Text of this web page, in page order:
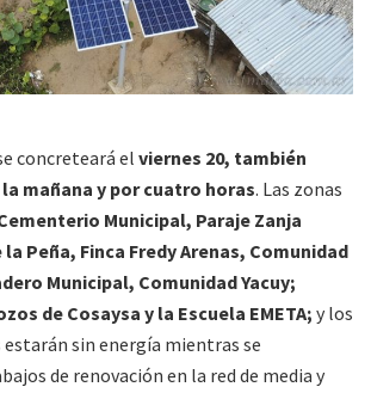
concreteará el viernes 20, también
la mañana y por cuatro horas. Las zonas
Municipal, Paraje Zanja
Peña, Finca Fredy Arenas, Comunidad
Municipal, Comunidad Yacuy;
de Cosaysa y la Escuela EMETA; y los
sin energía mientras se
de renovación en la red de media y